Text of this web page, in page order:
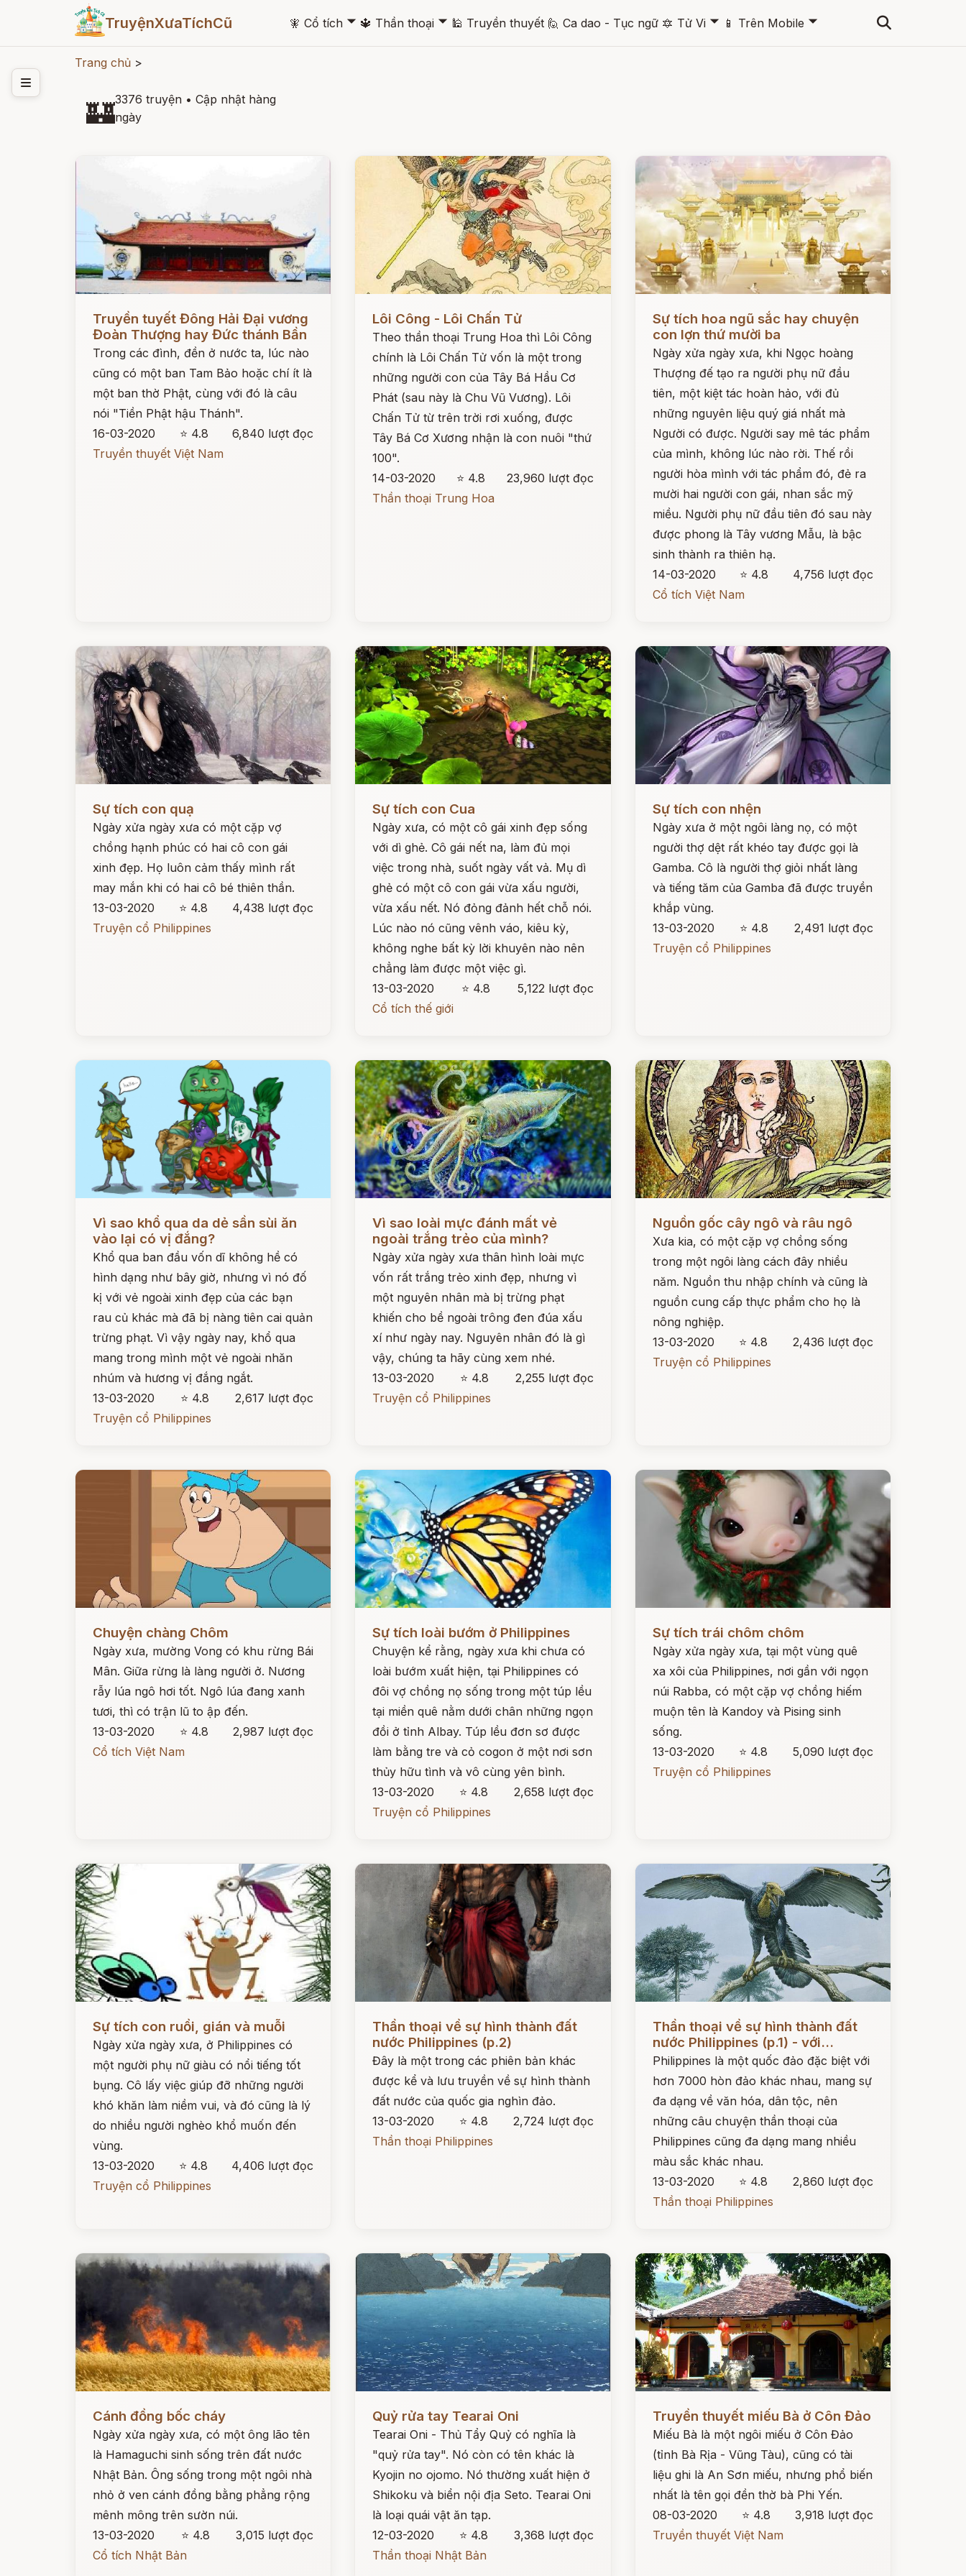
TruyệnXưaTíchCũ 🧚 Cổ tích 🞃 🔱 Thần thoại 🞃 🕌 Truyền thuyết 🙋 Ca dao - Tục ngữ 🔯 Tử Vi 🞃 📱 Trên Mobile 🞃
Trang chủ >
🏰3376 truyện • Cập nhật hàng
ngày
Đọc ngay
Truyền tuyết Đông Hải Đại vương
Đoàn Thượng hay Đức thánh Bần
Trong các đình, đền ở nước ta, lúc nào
cũng có một ban Tam Bảo hoặc chí ít là
một ban thờ Phật, cùng với đó là câu
nói "Tiền Phật hậu Thánh".
16-03-2020
⭐ 4.8
6,840 lượt đọc
Truyền thuyết Việt Nam
Lôi Công - Lôi Chấn Tử
Theo thần thoại Trung Hoa thì Lôi Công
chính là Lôi Chấn Tử vốn là một trong
những người con của Tây Bá Hầu Cơ
Phát (sau này là Chu Vũ Vương). Lôi
Chấn Tử từ trên trời rơi xuống, được
Tây Bá Cơ Xương nhận là con nuôi "thứ
100".
14-03-2020
⭐ 4.8
23,960 lượt đọc
Thần thoại Trung Hoa
Sự tích hoa ngũ sắc hay chuyện
con lợn thứ mười ba
Ngày xửa ngày xưa, khi Ngọc hoàng
Thượng đế tạo ra người phụ nữ đầu
tiên, một kiệt tác hoàn hảo, với đủ
những nguyên liệu quý giá nhất mà
Người có được. Người say mê tác phẩm
của mình, không lúc nào rời. Thế rồi
người hòa mình với tác phẩm đó, đẻ ra
mười hai người con gái, nhan sắc mỹ
miều. Người phụ nữ đầu tiên đó sau này
được phong là Tây vương Mẫu, là bậc
sinh thành ra thiên hạ.
14-03-2020
⭐ 4.8
4,756 lượt đọc
Cổ tích Việt Nam
Sự tích con quạ
Ngày xửa ngày xưa có một cặp vợ
chồng hạnh phúc có hai cô con gái
xinh đẹp. Họ luôn cảm thấy mình rất
may mắn khi có hai cô bé thiên thần.
13-03-2020
⭐ 4.8
4,438 lượt đọc
Truyện cổ Philippines
Sự tích con Cua
Ngày xưa, có một cô gái xinh đẹp sống
với dì ghẻ. Cô gái nết na, làm đủ mọi
việc trong nhà, suốt ngày vất vả. Mụ dì
ghẻ có một cô con gái vừa xấu người,
vừa xấu nết. Nó đỏng đảnh hết chỗ nói.
Lúc nào nó cũng vênh váo, kiêu kỳ,
không nghe bất kỳ lời khuyên nào nên
chẳng làm được một việc gì.
13-03-2020
⭐ 4.8
5,122 lượt đọc
Cổ tích thế giới
Sự tích con nhện
Ngày xưa ở một ngôi làng nọ, có một
người thợ dệt rất khéo tay được gọi là
Gamba. Cô là người thợ giỏi nhất làng
và tiếng tăm của Gamba đã được truyền
khắp vùng.
13-03-2020
⭐ 4.8
2,491 lượt đọc
Truyện cổ Philippines
Vì sao khổ qua da dẻ sần sùi ăn
vào lại có vị đắng?
Khổ qua ban đầu vốn dĩ không hề có
hình dạng như bây giờ, nhưng vì nó đố
kị với vẻ ngoài xinh đẹp của các bạn
rau củ khác mà đã bị nàng tiên cai quản
trừng phạt. Vì vậy ngày nay, khổ qua
mang trong mình một vẻ ngoài nhăn
nhúm và hương vị đắng ngắt.
13-03-2020
⭐ 4.8
2,617 lượt đọc
Truyện cổ Philippines
Vì sao loài mực đánh mất vẻ
ngoài trắng trẻo của mình?
Ngày xửa ngày xưa thân hình loài mực
vốn rất trắng trẻo xinh đẹp, nhưng vì
một nguyên nhân mà bị trừng phạt
khiến cho bề ngoài trông đen đúa xấu
xí như ngày nay. Nguyên nhân đó là gì
vậy, chúng ta hãy cùng xem nhé.
13-03-2020
⭐ 4.8
2,255 lượt đọc
Truyện cổ Philippines
Đọc ngay
Nguồn gốc cây ngô và râu ngô
Xưa kia, có một cặp vợ chồng sống
trong một ngôi làng cách đây nhiều
năm. Nguồn thu nhập chính và cũng là
nguồn cung cấp thực phẩm cho họ là
nông nghiệp.
13-03-2020
⭐ 4.8
2,436 lượt đọc
Truyện cổ Philippines
Chuyện chàng Chôm
Ngày xưa, mường Vong có khu rừng Bái
Mân. Giữa rừng là làng người ở. Nương
rẫy lúa ngô hơi tốt. Ngô lúa đang xanh
tươi, thì có trận lũ to ập đến.
13-03-2020
⭐ 4.8
2,987 lượt đọc
Cổ tích Việt Nam
Sự tích loài bướm ở Philippines
Chuyện kể rằng, ngày xưa khi chưa có
loài bướm xuất hiện, tại Philippines có
đôi vợ chồng nọ sống trong một túp lều
tại miền quê nằm dưới chân những ngọn
đồi ở tỉnh Albay. Túp lều đơn sơ được
làm bằng tre và cỏ cogon ở một nơi sơn
thủy hữu tình và vô cùng yên bình.
13-03-2020
⭐ 4.8
2,658 lượt đọc
Truyện cổ Philippines
Sự tích trái chôm chôm
Ngày xửa ngày xưa, tại một vùng quê
xa xôi của Philippines, nơi gần với ngọn
núi Rabba, có một cặp vợ chồng hiếm
muộn tên là Kandoy và Pising sinh
sống.
13-03-2020
⭐ 4.8
5,090 lượt đọc
Truyện cổ Philippines
Sự tích con ruồi, gián và muỗi
Ngày xửa ngày xưa, ở Philippines có
một người phụ nữ giàu có nổi tiếng tốt
bụng. Cô lấy việc giúp đỡ những người
khó khăn làm niềm vui, và đó cũng là lý
do nhiều người nghèo khổ muốn đến
vùng.
13-03-2020
⭐ 4.8
4,406 lượt đọc
Truyện cổ Philippines
Đọc ngay
Thần thoại về sự hình thành đất
nước Philippines (p.2)
Đây là một trong các phiên bản khác
được kể và lưu truyền về sự hình thành
đất nước của quốc gia nghìn đảo.
13-03-2020
⭐ 4.8
2,724 lượt đọc
Thần thoại Philippines
Đọc ngay
Thần thoại về sự hình thành đất
nước Philippines (p.1) - với...
Philippines là một quốc đảo đặc biệt với
hơn 7000 hòn đảo khác nhau, mang sự
đa dạng về văn hóa, dân tộc, nên
những câu chuyện thần thoại của
Philippines cũng đa dạng mang nhiều
màu sắc khác nhau.
13-03-2020
⭐ 4.8
2,860 lượt đọc
Thần thoại Philippines
Cánh đồng bốc cháy
Ngày xửa ngày xưa, có một ông lão tên
là Hamaguchi sinh sống trên đất nước
Nhật Bản. Ông sống trong một ngôi nhà
nhỏ ở ven cánh đồng bằng phẳng rộng
mênh mông trên sườn núi.
13-03-2020
⭐ 4.8
3,015 lượt đọc
Cổ tích Nhật Bản
Quỷ rửa tay Tearai Oni
Tearai Oni - Thủ Tẩy Quỷ có nghĩa là
"quỷ rửa tay". Nó còn có tên khác là
Kyojin no ojomo. Nó thường xuất hiện ở
Shikoku và biển nội địa Seto. Tearai Oni
là loại quái vật ăn tạp.
12-03-2020
⭐ 4.8
3,368 lượt đọc
Thần thoại Nhật Bản
Đọc ngay
Truyền thuyết miếu Bà ở Côn Đảo
Miếu Bà là một ngôi miếu ở Côn Đảo
(tỉnh Bà Rịa - Vũng Tàu), cũng có tài
liệu ghi là An Sơn miếu, nhưng phổ biến
nhất là tên gọi đền thờ bà Phi Yến.
08-03-2020
⭐ 4.8
3,918 lượt đọc
Truyền thuyết Việt Nam